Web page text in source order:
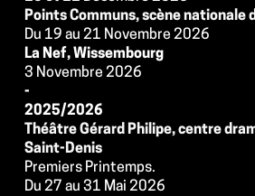
Points Communs, scène nationale
Du 19 au 21 Novembre 2026
La Nef, Wissembourg
3 Novembre 2026
-
2025/2026
Théâtre Gérard Philipe, centre
Saint-Denis
Premiers Printemps.
Du 27 au 31 Mai 2026